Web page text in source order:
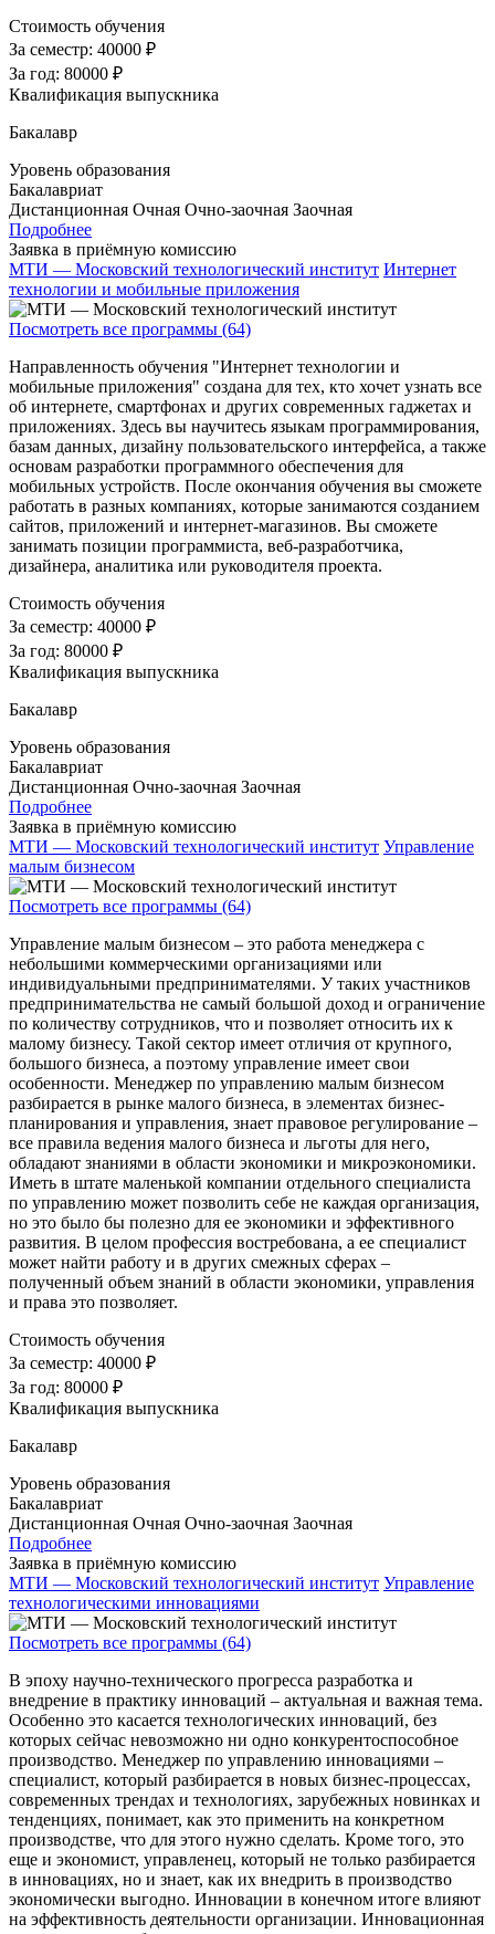
Стоимость обучения
За семестр: 40000 ₽
За год: 80000 ₽
Квалификация выпускника
Бакалавр
Уровень образования
Бакалавриат
Дистанционная Очная Очно-заочная Заочная
Подробнее
Заявка в приёмную комиссию
МТИ — Московский технологический институт Интернет
технологии и мобильные приложения
Посмотреть все программы (64)
Направленность обучения "Интернет технологии и
мобильные приложения" создана для тех, кто хочет узнать все
об интернете, смартфонах и других современных гаджетах и
приложениях. Здесь вы научитесь языкам программирования,
базам данных, дизайну пользовательского интерфейса, а также
основам разработки программного обеспечения для
мобильных устройств. После окончания обучения вы сможете
работать в разных компаниях, которые занимаются созданием
сайтов, приложений и интернет-магазинов. Вы сможете
занимать позиции программиста, веб-разработчика,
дизайнера, аналитика или руководителя проекта.
Стоимость обучения
За семестр: 40000 ₽
За год: 80000 ₽
Квалификация выпускника
Бакалавр
Уровень образования
Бакалавриат
Дистанционная Очно-заочная Заочная
Подробнее
Заявка в приёмную комиссию
МТИ — Московский технологический институт Управление
малым бизнесом
Посмотреть все программы (64)
Управление малым бизнесом – это работа менеджера с
небольшими коммерческими организациями или
индивидуальными предпринимателями. У таких участников
предпринимательства не самый большой доход и ограничение
по количеству сотрудников, что и позволяет относить их к
малому бизнесу. Такой сектор имеет отличия от крупного,
большого бизнеса, а поэтому управление имеет свои
особенности. Менеджер по управлению малым бизнесом
разбирается в рынке малого бизнеса, в элементах бизнес-
планирования и управления, знает правовое регулирование –
все правила ведения малого бизнеса и льготы для него,
обладают знаниями в области экономики и микроэкономики.
Иметь в штате маленькой компании отдельного специалиста
по управлению может позволить себе не каждая организация,
но это было бы полезно для ее экономики и эффективного
развития. В целом профессия востребована, а ее специалист
может найти работу и в других смежных сферах –
полученный объем знаний в области экономики, управления
и права это позволяет.
Стоимость обучения
За семестр: 40000 ₽
За год: 80000 ₽
Квалификация выпускника
Бакалавр
Уровень образования
Бакалавриат
Дистанционная Очная Очно-заочная Заочная
Подробнее
Заявка в приёмную комиссию
МТИ — Московский технологический институт Управление
технологическими инновациями
Посмотреть все программы (64)
В эпоху научно-технического прогресса разработка и
внедрение в практику инноваций – актуальная и важная тема.
Особенно это касается технологических инноваций, без
которых сейчас невозможно ни одно конкурентоспособное
производство. Менеджер по управлению инновациями –
специалист, который разбирается в новых бизнес-процессах,
современных трендах и технологиях, зарубежных новинках и
тенденциях, понимает, как это применить на конкретном
производстве, что для этого нужно сделать. Кроме того, это
еще и экономист, управленец, который не только разбирается
в инновациях, но и знает, как их внедрить в производство
экономически выгодно. Инновации в конечном итоге влияют
на эффективность деятельности организации. Инновационная